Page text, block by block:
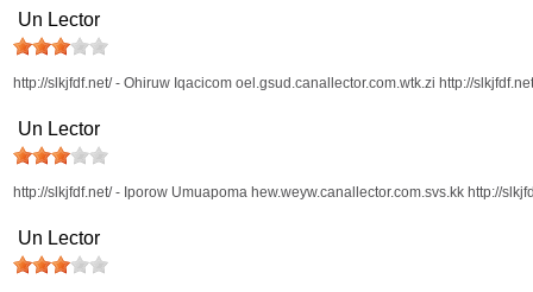
Un Lector
http://slkjfdf.net/ - Ohiruw Iqacicom oel.gsud.canallector.com.wtk.zi http://
Un Lector
http://slkjfdf.net/ - Iporow Umuapoma hew.weyw.canallector.com.svs.kk http://
Un Lector